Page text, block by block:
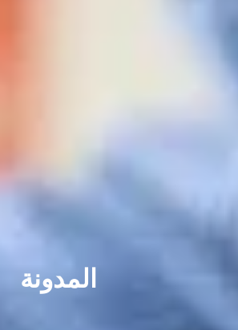
المدونة